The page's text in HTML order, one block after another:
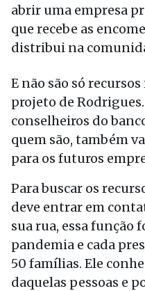
abrir uma empresa
que recebe as
distribui na
E não são só
projeto de
conselheiros do
quem são, também
para os futuros
Para buscar os
deve entrar em
sua rua, essa função
pandemia e cada
50 famílias. Ele
daquelas pessoas e